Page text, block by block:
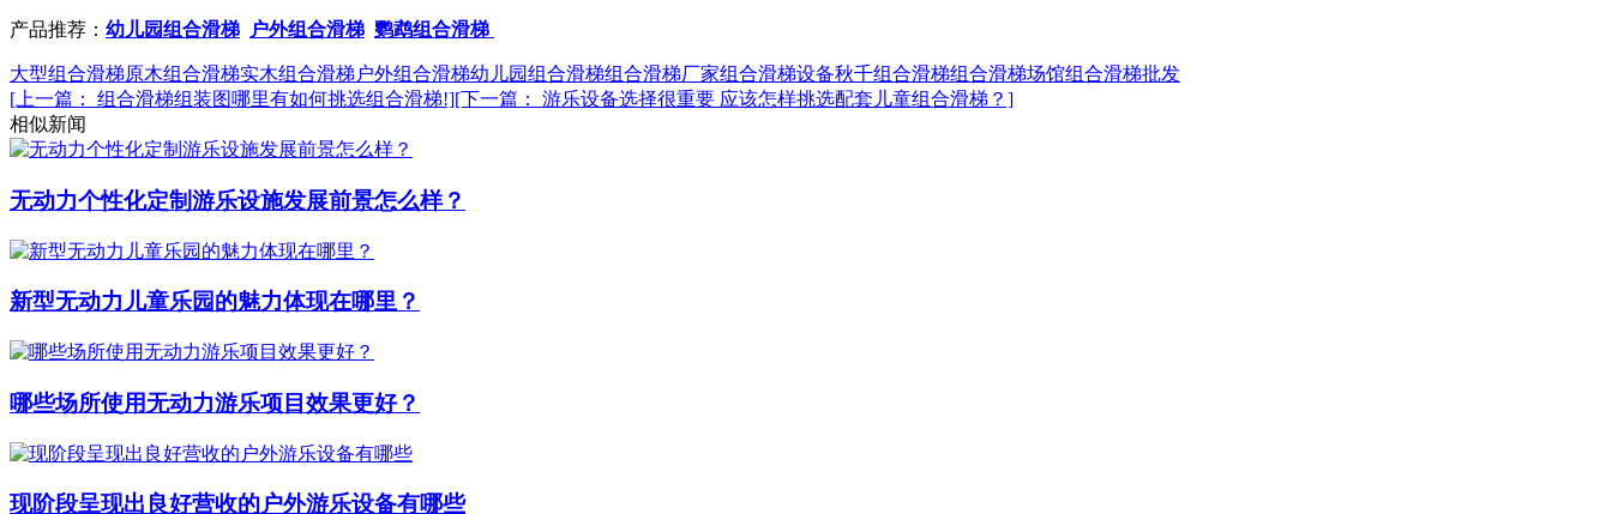
产品推荐： 幼儿园组合滑梯 户外组合滑梯 鹦鹉组合滑梯
大型组合滑梯原木组合滑梯实木组合滑梯户外组合滑梯幼儿园组合滑梯组合滑梯厂家组合滑梯设备秋千组合滑梯组合滑梯场馆组合滑梯批发
[上一篇： 组合滑梯组装图哪里有如何挑选组合滑梯!][下一篇： 游乐设备选择很重要 应该怎样挑选配套儿童组合滑梯？]
相似新闻
无动力个性化定制游乐设施发展前景怎么样？
新型无动力儿童乐园的魅力体现在哪里？
哪些场所使用无动力游乐项目效果更好？
现阶段呈现出良好营收的户外游乐设备有哪些